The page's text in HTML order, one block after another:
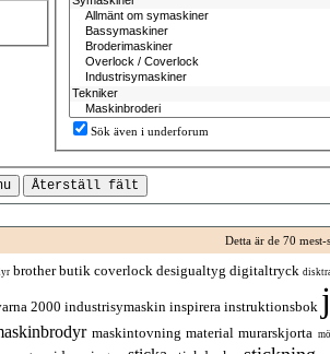
Sök även i underforum
Detta är de 70
brother butik coverlock desigualtyg digitaltryck
2000 industrisymaskin inspirera instruktionsbok
maskintovning material murarskjorta